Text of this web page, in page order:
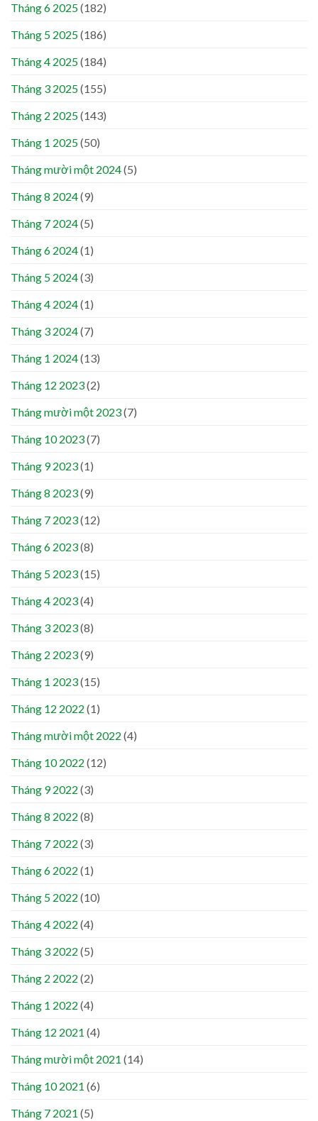
Tháng 6 2025(182)
Tháng 5 2025(186)
Tháng 4 2025(184)
Tháng 3 2025(155)
Tháng 2 2025(143)
Tháng 1 2025(50)
Tháng mười một 2024(5)
Tháng 8 2024(9)
Tháng 7 2024(5)
Tháng 6 2024(1)
Tháng 5 2024(3)
Tháng 4 2024(1)
Tháng 3 2024(7)
Tháng 1 2024(13)
Tháng 12 2023(2)
Tháng mười một 2023(7)
Tháng 10 2023(7)
Tháng 9 2023(1)
Tháng 8 2023(9)
Tháng 7 2023(12)
Tháng 6 2023(8)
Tháng 5 2023(15)
Tháng 4 2023(4)
Tháng 3 2023(8)
Tháng 2 2023(9)
Tháng 1 2023(15)
Tháng 12 2022 (1)
Tháng mười một 2022 (4)
Tháng 10 2022 (12)
Tháng 9 2022 (3)
Tháng 8 2022 (8)
Tháng 7 2022 (3)
Tháng 6 2022 (1)
Tháng 5 2022 (10)
Tháng 4 2022 (4)
Tháng 3 2022 (5)
Tháng 2 2022 (2)
Tháng 1 2022 (4)
Tháng 12 2021 (4)
Tháng mười một 2021 (14)
Tháng 10 2021 (6)
Tháng 7 2021 (5)